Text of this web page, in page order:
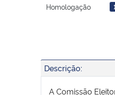
Homologação
Descrição:
A Comissão